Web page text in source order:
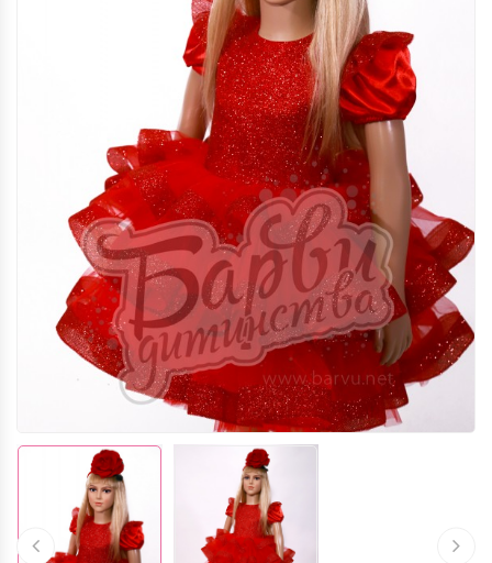
КАРНАВАЛЬНІ КОСТЮМИ КВІТІВ ТА
КАРНАВАЛЬНІ КОСТЮМИ КАЗКОВИХ
ТА МУЛЬТПЕРСОНАЖІВ (М.ЛЬВІВ)
НАЦІОНАЛЬНІ КОСТЮМИ (М.ЛЬВІВ)
ПРОФЕСІЇ ТА ІНШЕ (М.ЛЬВІВ)
ХЕЛЛОВІН (М.ЛЬВІВ)
НОВОРІЧНІ ТА РІЗДВЯНІ
КАРНАВАЛЬНІ КОСТЮМИ (М.ЛЬВІВ)
МОРСЬКЕ ЦАРСТВО (М.ЛЬВІВ)